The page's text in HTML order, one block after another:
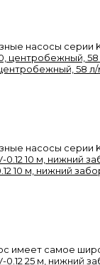
насосы серии
58
насосы серии
10 м, нижний
имеет самое